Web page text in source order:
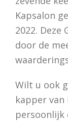
Kapsalon
2022. Deze
door de
Wilt u ook
kapper van
persoonlijk